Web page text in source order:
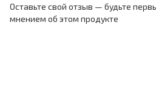
Оставьте свой отзыв — будьте
мнением об этом продукте